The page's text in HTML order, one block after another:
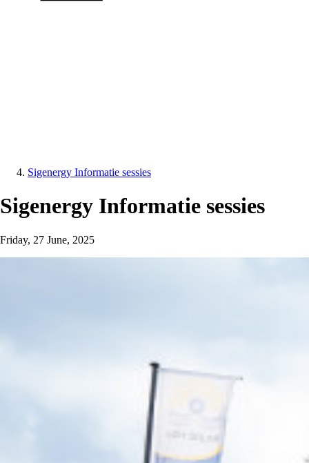
Sigenergy Informatie sessies
Sigenergy Informatie sessies
Friday, 27 June, 2025